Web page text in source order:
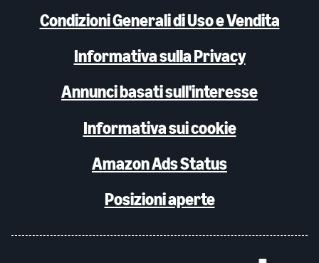
Condizioni Generali di Uso e Vendita
Informativa sulla Privacy
Annunci basati sull'interesse
Informativa sui cookie
Amazon Ads Status
Posizioni aperte